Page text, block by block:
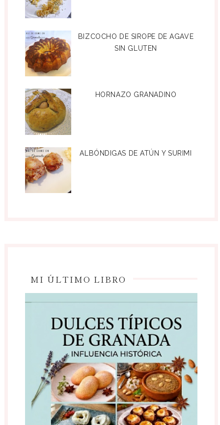
BIZCOCHO DE SIROPE DE AGAVE
SIN GLUTEN
HORNAZO GRANADINO
ALBÓNDIGAS DE ATÚN Y SURIMI
MI ÚLTIMO LIBRO